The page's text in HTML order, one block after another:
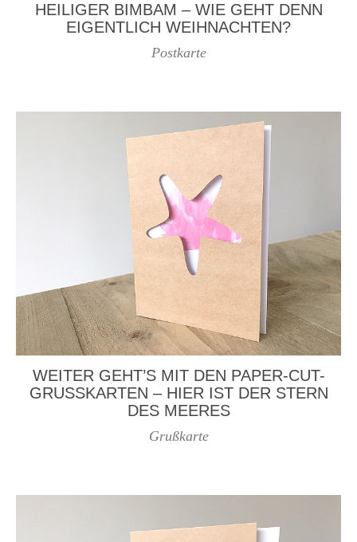
HEILIGER BIMBAM – WIE GEHT DENN
EIGENTLICH WEIHNACHTEN?
Postkarte
WEITER GEHT’S MIT DEN PAPER-CUT-
GRUSSKARTEN – HIER IST DER STERN D
ES MEERES
Grußkarte